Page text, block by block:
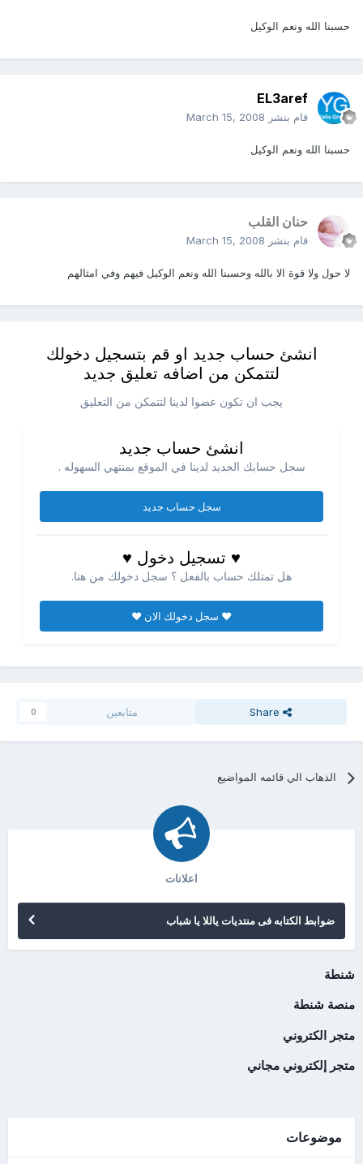
حسبنا الله ونعم الوكيل
EL3aref
قام بنشر March 15, 2008
حسبنا الله ونعم الوكيل
حنان القلب
قام بنشر March 15, 2008
لا حول ولا قوة الا بالله وحسبنا الله ونعم الوكيل فيهم وفي امثالهم
انشئ حساب جديد او قم بتسجيل دخولك
لتتمكن من اضافه تعليق جديد
يجب ان تكون عضوا لدينا لتتمكن من التعليق
انشئ حساب جديد
سجل حسابك الجديد لدينا في الموقع بمنتهي السهوله .
سجل حساب جديد
♥ تسجيل دخول ♥
هل تمتلك حساب بالفعل ؟ سجل دخولك من هنا.
♥ سجل دخولك الان ♥
Share متابعين 0
الذهاب الي قائمه المواضيع
اعلانات
ضوابط الكتابه فى منتديات ياللا يا شباب
شنطة
منصة شنطة
متجر الكتروني
متجر إلكتروني مجاني
موضوعات